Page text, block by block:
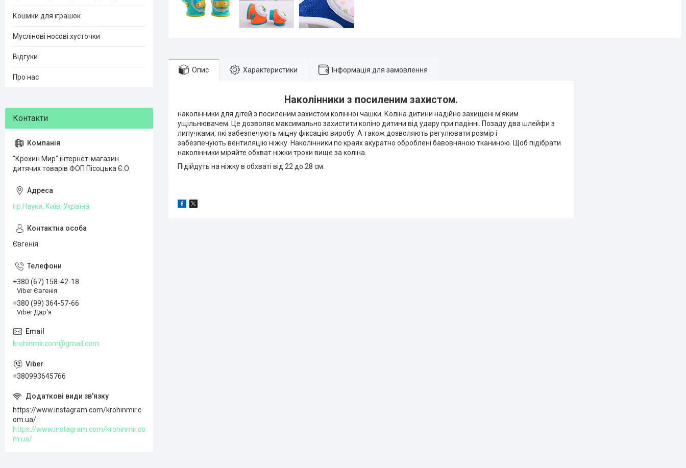
Опис Характеристики Інформація для замовлення
Наколінники з посиленим захистом.
наколінники для дітей з посиленим захистом колінної чашки. Коліна дитини надійно захищені м'яким
ущільнювачем. Це дозволяє максимально захистити коліно дитини від удару при падінні. Позаду два шлейфи з
липучками, які забезпечують міцну фіксацію виробу. А також дозволяють регулювати розмір і
забезпечують вентиляцію ніжку. Наколінники по краях акуратно оброблені бавовняною тканиною. Щоб підібрати
наколінники міряйте обхват ніжки трохи вище за коліна.
Підійдуть на ніжку в обхваті від 22 до 28 см.
Кошики для іграшок
Муслінові носові хусточки
Відгуки
Про нас
"Крохин Мир" інтернет-магазин
дитячих товарів ФОП Пісоцька Є.О.
пр.Науки, Київ, Україна
Євгенія
+380 (67) 158-42-18
Viber Євгенія
+380 (99) 364-57-66
Viber Дар'я
krohinmir.com@gmail.com
+380993645766
https://www.instagram.com/krohinmir.c
om.ua/
https://www.instagram.com/krohinmir.co
m.ua/